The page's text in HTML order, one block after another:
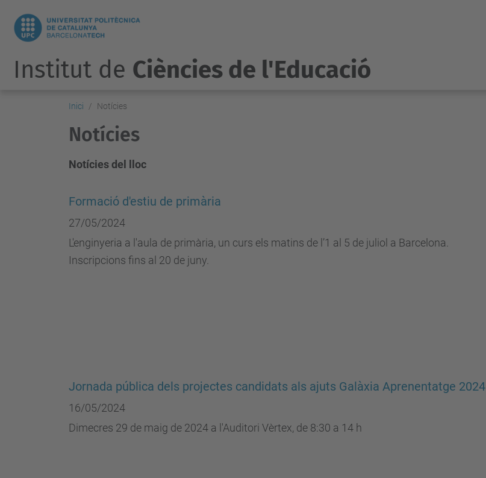
Institut de Ciències de l'Educació
Inici Notícies
Notícies
Notícies del lloc
Formació d'estiu de primària
27/05/2024
L'enginyeria a l'aula de primària, un curs els matins de l’1 al 5 de juliol a Barcelona.
Inscripcions fins al 20 de juny.
Jornada pública dels projectes candidats als ajuts Galàxia Aprenentatge 2024
16/05/2024
Dimecres 29 de maig de 2024 a l'Auditori Vèrtex, de 8:30 a 14 h